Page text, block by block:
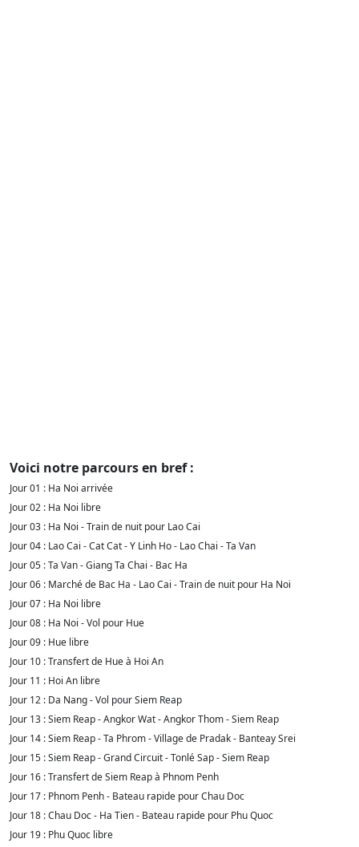
Voici notre parcours en bref :
Jour 01 : Ha Noi arrivée
Jour 02 : Ha Noi libre
Jour 03 : Ha Noi - Train de nuit pour Lao Cai
Jour 04 : Lao Cai - Cat Cat - Y Linh Ho - Lao Chai - Ta Van
Jour 05 : Ta Van - Giang Ta Chai - Bac Ha
Jour 06 : Marché de Bac Ha - Lao Cai - Train de nuit pour Ha Noi
Jour 07 : Ha Noi libre
Jour 08 : Ha Noi - Vol pour Hue
Jour 09 : Hue libre
Jour 10 : Transfert de Hue à Hoi An
Jour 11 : Hoi An libre
Jour 12 : Da Nang - Vol pour Siem Reap
Jour 13 : Siem Reap - Angkor Wat - Angkor Thom - Siem Reap
Jour 14 : Siem Reap - Ta Phrom - Village de Pradak - Banteay Srei
Jour 15 : Siem Reap - Grand Circuit - Tonlé Sap - Siem Reap
Jour 16 : Transfert de Siem Reap à Phnom Penh
Jour 17 : Phnom Penh - Bateau rapide pour Chau Doc
Jour 18 : Chau Doc - Ha Tien - Bateau rapide pour Phu Quoc
Jour 19 : Phu Quoc libre